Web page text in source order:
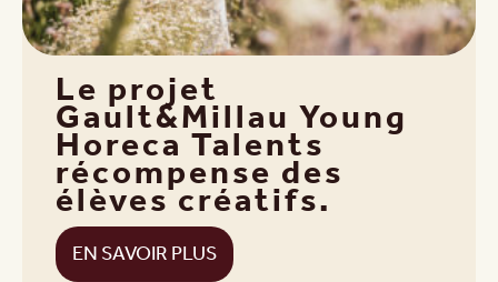
Le projet
Gault&Millau Young
Horeca Talents
récompense des
élèves créatifs.
EN SAVOIR PLUS